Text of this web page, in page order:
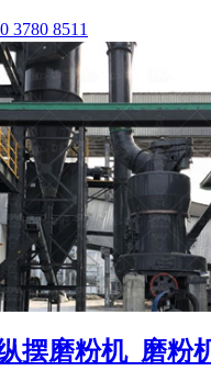
3780 8511
摆磨粉机_磨粉